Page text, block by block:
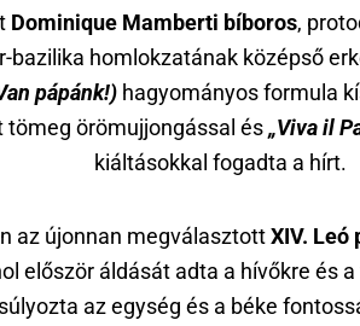
Dominique Mamberti bíboros,
bazilika homlokzatának középső
pápánk!) hagyományos formula
tömeg örömujjongással és„Viva il
kiáltásokkal fogadta a hírt.
az újonnan megválasztottXIV. Leó
először áldását adta a hívőkre és
az egység és a béke